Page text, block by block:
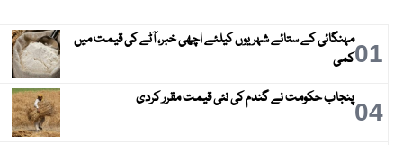
01مہنگائی کے ستائے شہریوں کیلئے اچھی خبر، آٹے کی قیمت میں
کمی
04پنجاب حکومت نے گندم کی نئی قیمت مقرر کردی